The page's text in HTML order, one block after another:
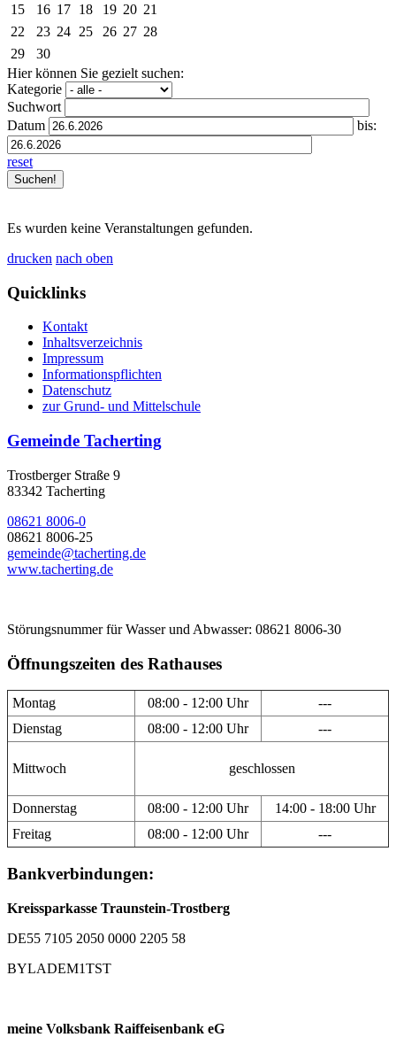
15
16 17 18 19 20 21
22
23 24 25 26 27 28
29
30
Hier können Sie gezielt suchen:
Kategorie
Suchwort
Datum
bis:
reset
Es wurden keine Veranstaltungen gefunden.
drucken nach oben
Quicklinks
Kontakt
Inhaltsverzeichnis
Impressum
Informationspflichten
Datenschutz
zur Grund- und Mittelschule
Gemeinde Tacherting
Trostberger Straße 9
83342 Tacherting
08621 8006-0
08621 8006-25
gemeinde@tacherting.de
www.tacherting.de
Störungsnummer für Wasser und Abwasser: 08621 8006-30
Öffnungszeiten des Rathauses
Montag 08:00 - 12:00 Uhr
---
Dienstag
08:00 - 12:00 Uhr ---
Mittwoch geschlossen
Donnerstag 08:00 - 12:00 Uhr
14:00 - 18:00 Uhr
Freitag
08:00 - 12:00 Uhr ---
Bankverbindungen:
Kreissparkasse Traunstein-Trostberg
DE55 7105 2050 0000 2205 58
BYLADEM1TST
meine Volksbank Raiffeisenbank eG